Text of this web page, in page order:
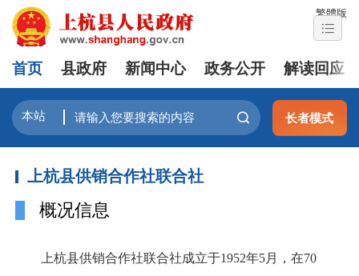
繁體版
首页 县政府 新闻中心 政务公开 解读回应
长者模式
上杭县供销合作社联合社
概况信息
上杭县供销合作社联合社成立于1952年5月，在70